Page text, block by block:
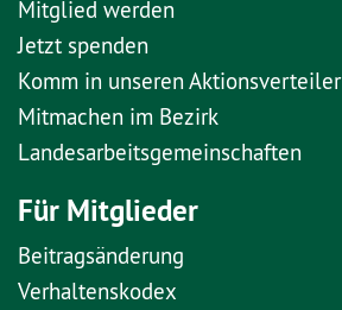
Mitglied werden
Jetzt spenden
Komm in unseren Aktionsverteiler
Mitmachen im Bezirk
Landesarbeitsgemeinschaften
Für Mitglieder
Beitragsänderung
Verhaltenskodex